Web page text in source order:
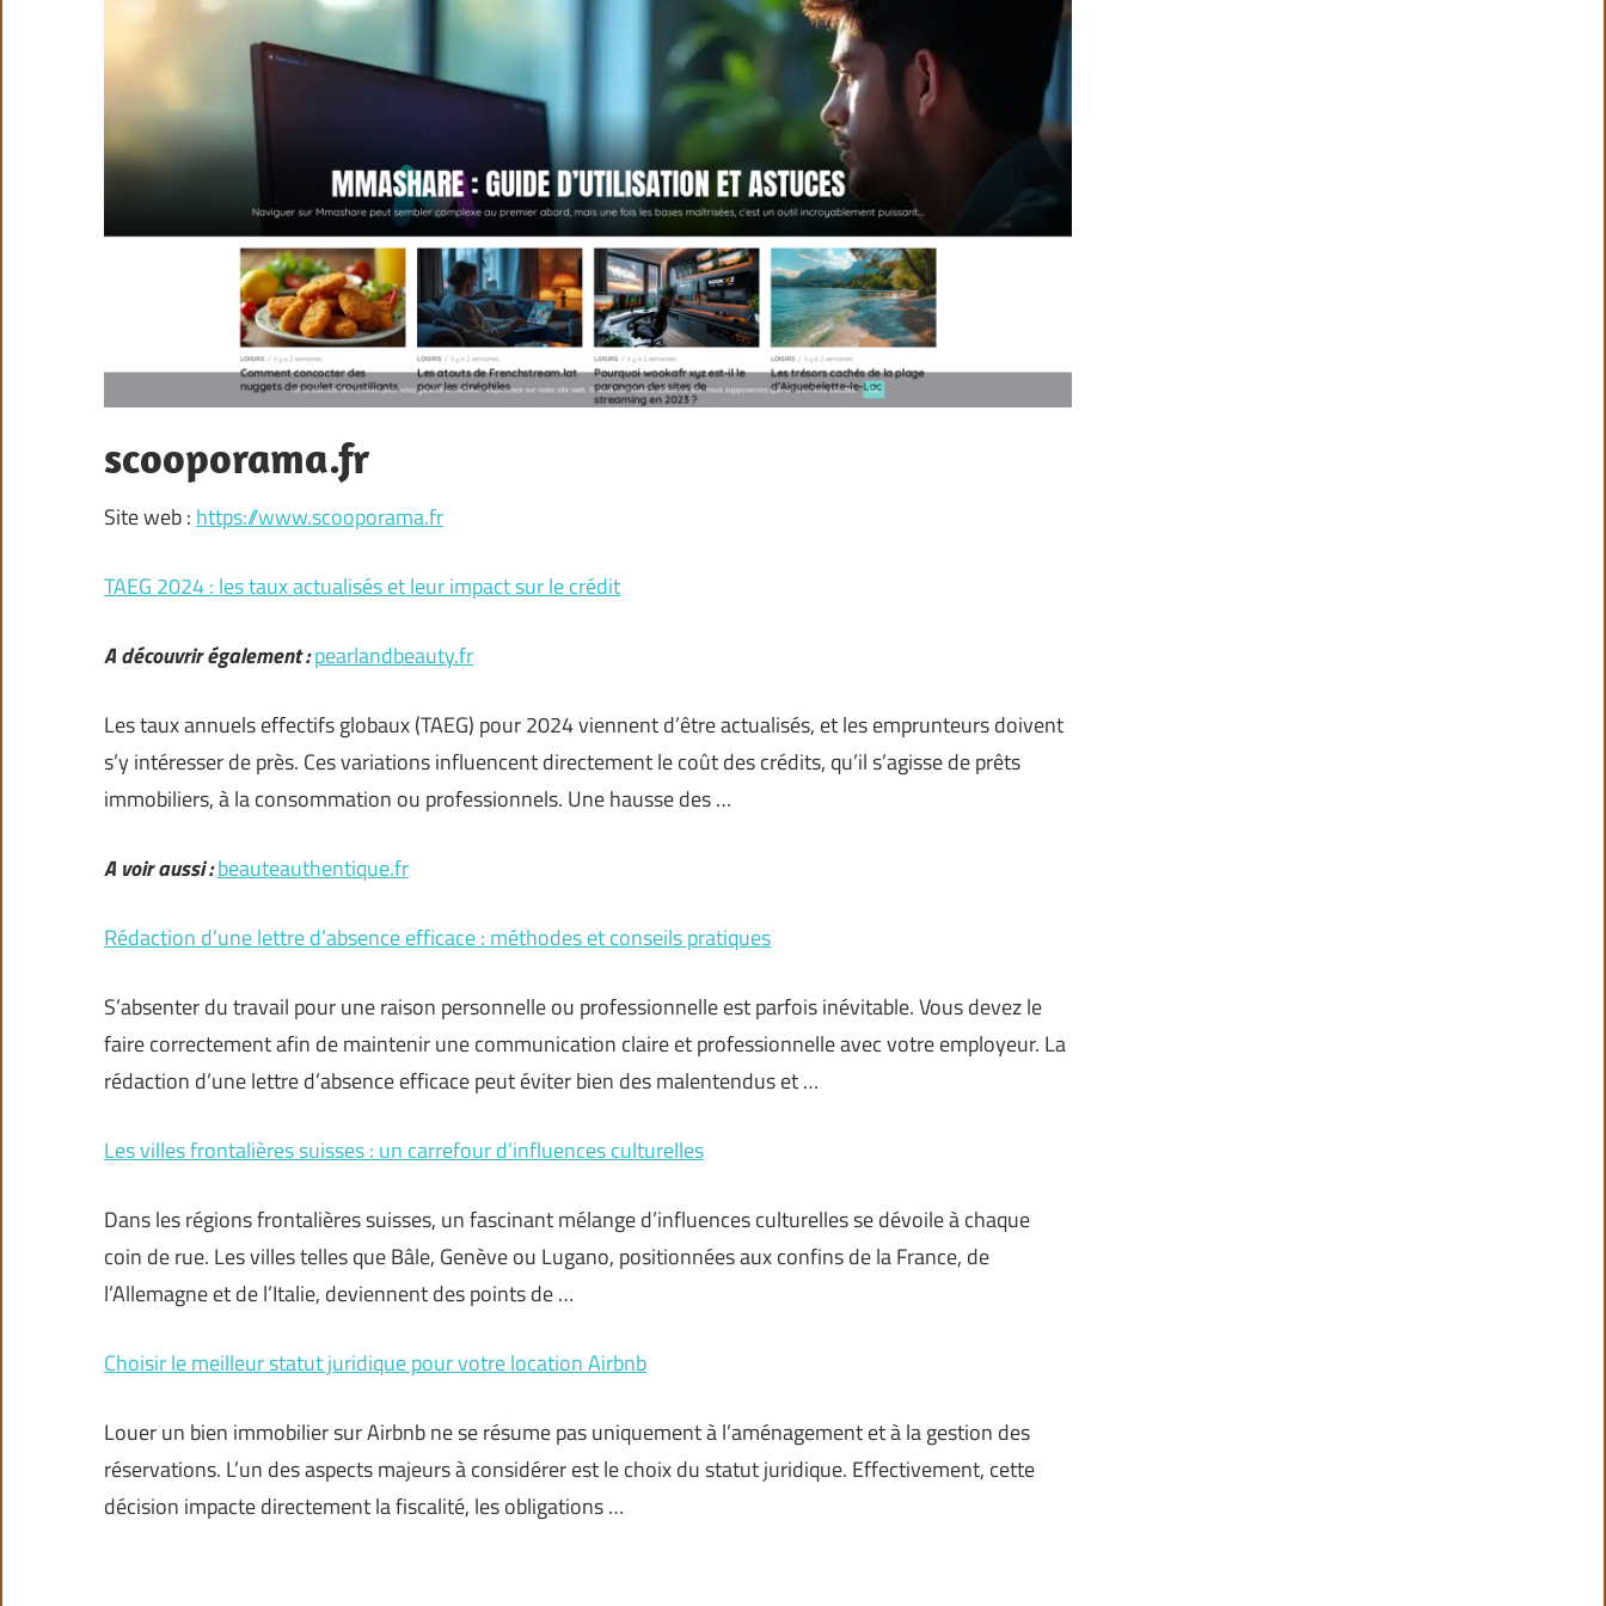
scooporama.fr
Site web : https://www.scooporama.fr
TAEG 2024 : les taux actualisés et leur impact sur le crédit
A découvrir également :pearlandbeauty.fr
Les taux annuels effectifs globaux (TAEG) pour 2024 viennent d’être actualisés, et les emprunteurs doivent
s’y intéresser de près. Ces variations influencent directement le coût des crédits, qu’il s’agisse de prêts
immobiliers, à la consommation ou professionnels. Une hausse des …
A voir aussi :beauteauthentique.fr
Rédaction d’une lettre d’absence efficace : méthodes et conseils pratiques
S’absenter du travail pour une raison personnelle ou professionnelle est parfois inévitable. Vous devez le
faire correctement afin de maintenir une communication claire et professionnelle avec votre employeur. La
rédaction d’une lettre d’absence efficace peut éviter bien des malentendus et …
Les villes frontalières suisses : un carrefour d’influences culturelles
Dans les régions frontalières suisses, un fascinant mélange d’influences culturelles se dévoile à chaque
coin de rue. Les villes telles que Bâle, Genève ou Lugano, positionnées aux confins de la France, de
l’Allemagne et de l’Italie, deviennent des points de …
Choisir le meilleur statut juridique pour votre location Airbnb
Louer un bien immobilier sur Airbnb ne se résume pas uniquement à l’aménagement et à la gestion des
réservations. L’un des aspects majeurs à considérer est le choix du statut juridique. Effectivement, cette
décision impacte directement la fiscalité, les obligations …